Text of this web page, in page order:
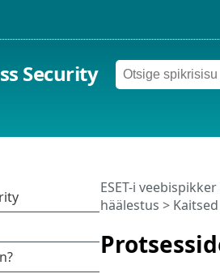
Security
ESET-i veebispikker
häälestus > Kaitsed